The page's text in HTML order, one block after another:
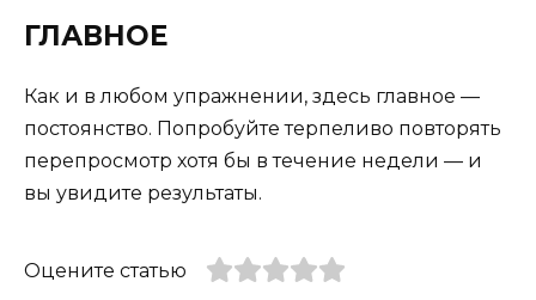
ГЛАВНОЕ
Как и в любом упражнении, здесь главное —
постоянство. Попробуйте терпеливо повторять
перепросмотр хотя бы в течение недели — и
вы увидите результаты.
Оцените статью